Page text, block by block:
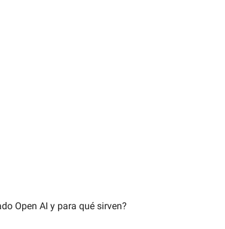
Open AI y para qué sirven?